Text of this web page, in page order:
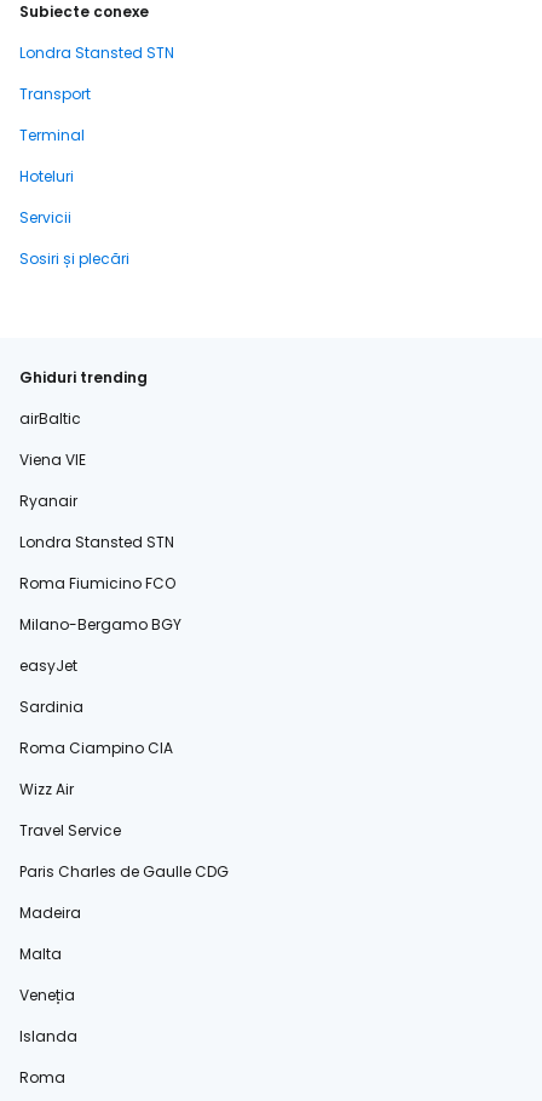
Subiecte conexe
Londra Stansted STN
Transport
Terminal
Hoteluri
Servicii
Sosiri și plecări
Ghiduri trending
airBaltic
Viena VIE
Ryanair
Londra Stansted STN
Roma Fiumicino FCO
Milano-Bergamo BGY
easyJet
Sardinia
Roma Ciampino CIA
Wizz Air
Travel Service
Paris Charles de Gaulle CDG
Madeira
Malta
Veneția
Islanda
Roma